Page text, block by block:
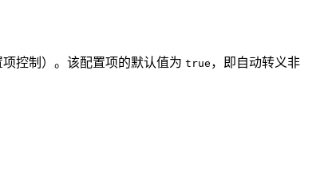
项控制）。该配置项的默认值为 true ，即自动转义非